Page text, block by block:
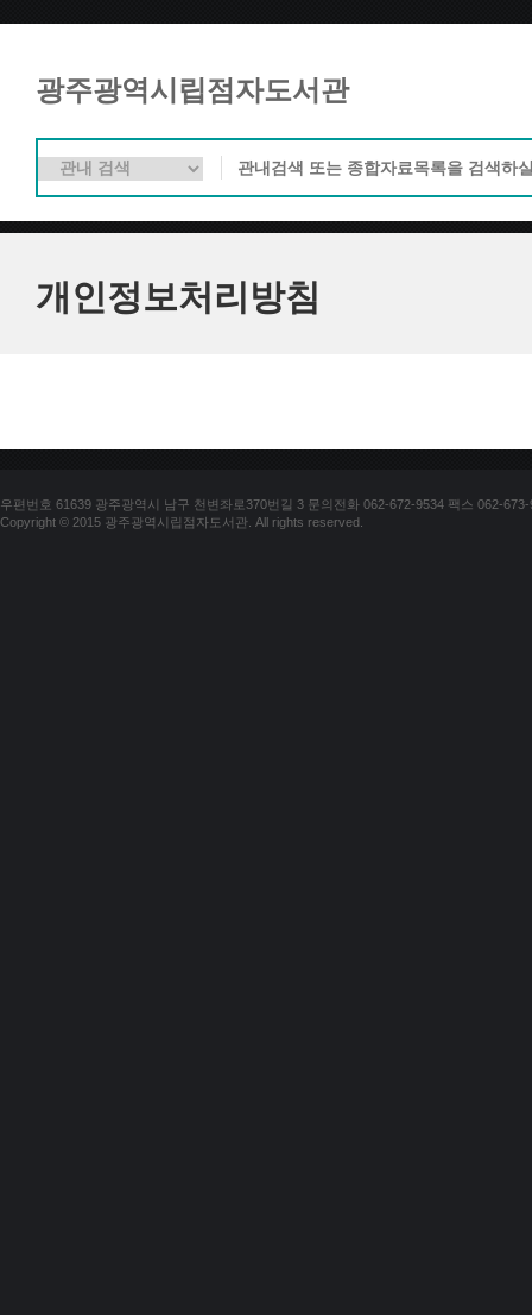
광주광역시립점자도서관
개인정보처리방침
우편번호 61639 광주광역시 남구 천변좌로370번길 3 문의전화 062-672-9534 팩스 062-673-
Copyright © 2015 광주광역시립점자도서관. All rights reserved.